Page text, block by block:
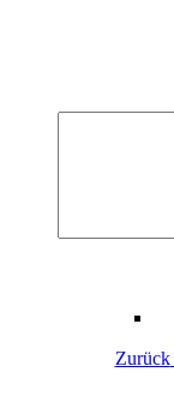
Zurück